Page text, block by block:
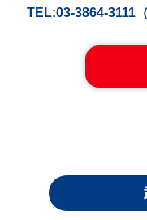
TEL:03-3864-3111（